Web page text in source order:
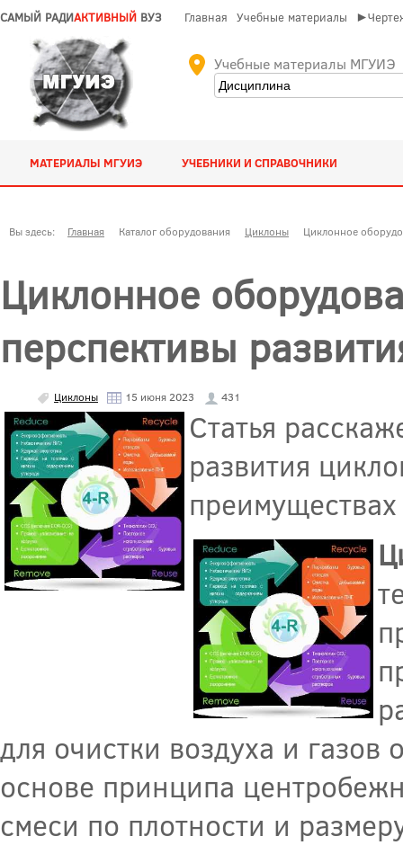
САМЫЙ РАДИАКТИВНЫЙ ВУЗ Главная Учебные материалы
Учебные материалы МГУИЭ
МАТЕРИАЛЫ МГУИЭ УЧЕБНИКИ И СПРАВОЧНИКИ
Вы здесь: Главная Каталог оборудования Циклоны Циклонное
Циклонное
перспективы
Циклоны 15 июня 2023 431
Статья
развития
для очистки воздуха и
основе принципа
смеси по плотности и